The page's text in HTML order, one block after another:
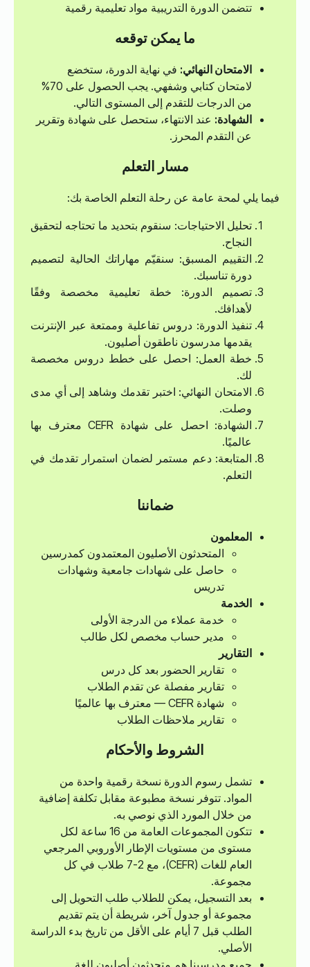
تتضمن الدورة التدريبية مواد تعليمية رقمية
ما يمكن توقعه
الامتحان النهائي: في نهاية الدورة، ستخضع
لامتحان كتابي وشفهي. يجب الحصول على 70%
من الدرجات للتقدم إلى المستوى التالي.
الشهادة: عند الانتهاء، ستحصل على شهادة وتقرير
عن التقدم المحرز.
مسار التعلم
فيما يلي لمحة عامة عن رحلة التعلم الخاصة بك:
تحليل الاحتياجات: سنقوم بتحديد ما تحتاجه لتحقيق
النجاح.
التقييم المسبق: سنقيّم مهاراتك الحالية لتصميم
دورة تناسبك.
تصميم الدورة: خطة تعليمية مخصصة وفقًا
لأهدافك.
تنفيذ الدورة: دروس تفاعلية وممتعة عبر الإنترنت
يقدمها مدرسون ناطقون أصليون.
خطة العمل: احصل على خطط دروس مخصصة
لك.
الامتحان النهائي: اختبر تقدمك وشاهد إلى أي مدى
وصلت.
الشهادة: احصل على شهادة CEFR معترف بها
عالميًا.
المتابعة: دعم مستمر لضمان استمرار تقدمك في
التعلم.
ضماننا
المعلمون
المتحدثون الأصليون المعتمدون كمدرسين
حاصل على شهادات جامعية وشهادات
تدريس
الخدمة
خدمة عملاء من الدرجة الأولى
مدير حساب مخصص لكل طالب
التقارير
تقارير الحضور بعد كل درس
تقارير مفصلة عن تقدم الطلاب
شهادة CEFR — معترف بها عالميًا
تقارير ملاحظات الطلاب
الشروط والأحكام
تشمل رسوم الدورة نسخة رقمية واحدة من
المواد. تتوفر نسخة مطبوعة مقابل تكلفة إضافية
من خلال المورد الذي نوصي به.
تتكون المجموعات العامة من 16 ساعة لكل
مستوى من مستويات الإطار الأوروبي المرجعي
العام للغات (CEFR)، مع 2-7 طلاب في كل
مجموعة.
بعد التسجيل، يمكن للطلاب طلب التحويل إلى
مجموعة أو جدول آخر، شريطة أن يتم تقديم
الطلب قبل 7 أيام على الأقل من تاريخ بدء الدراسة
الأصلي.